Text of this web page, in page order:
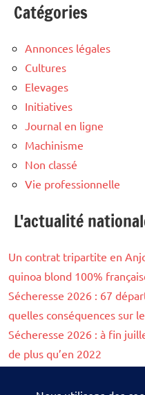
Catégories
Annonces légales
Cultures
Elevages
Initiatives
Journal en ligne
Machinisme
Non classé
Vie professionnelle
L'actualité
Un contrat tripartite en
quinoa blond 100%
Sécheresse 2026 : 67
quelles conséquences sur
Sécheresse 2026 : à fin
de plus qu’en 2022